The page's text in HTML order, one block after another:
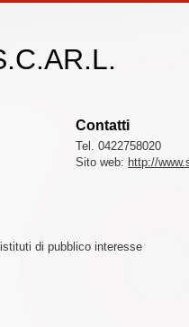
Contatti
Tel. 0422758020
Sito web: http://
di pubblico interesse